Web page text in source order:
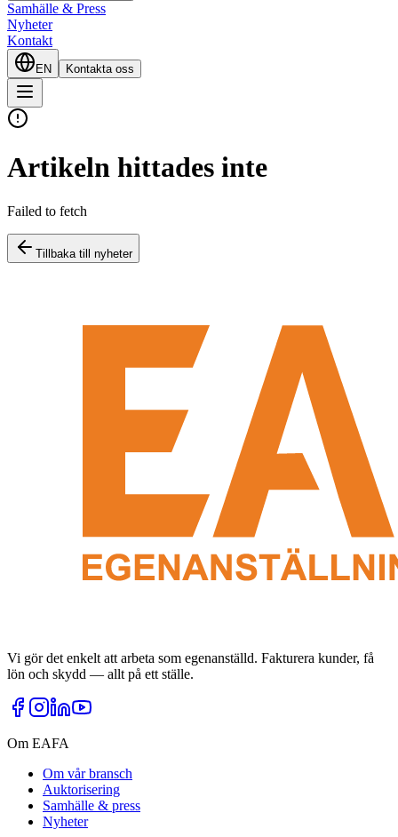
Samhälle & Press
Nyheter
Kontakt
EN Kontakta oss
Artikeln hittades inte
Failed to fetch
Tillbaka till nyheter
Vi gör det enkelt att arbeta som egenanställd. Fakturera kunder, få
lön och skydd — allt på ett ställe.
Om EAFA
Om vår bransch
Auktorisering
Samhälle & press
Nyheter